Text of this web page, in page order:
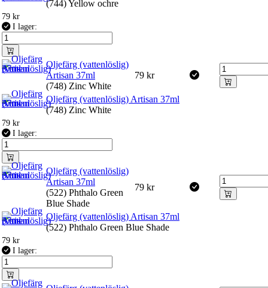
(744) Yellow ochre
79 kr
I lager:
Oljefärg (vattenlöslig)
Artisan 37ml
(748) Zinc White
79 kr
Oljefärg (vattenlöslig) Artisan 37ml
(748) Zinc White
79 kr
I lager:
Oljefärg (vattenlöslig)
Artisan 37ml
(522) Phthalo Green
Blue Shade
79 kr
Oljefärg (vattenlöslig) Artisan 37ml
(522) Phthalo Green Blue Shade
79 kr
I lager: